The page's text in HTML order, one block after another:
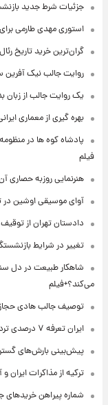
جزئیات شرط جدید
استوری مهدی طارمی
گران‌ترین خرید تاریخ
روایت جالب نیک آفرین
یک روایت جالب از زبان
بهره گیری از معماری
پادشاه کوه ها در
فیلم
هنرنمایی روزبه حصاری
آوای موسیقی اوشین در
دادستان تهران از
تغییر در شرایط
شاهکار طبیعت در دل
می‌کند؟+فیلم
توصیف جالب هادی
ایران تعرفه ۷ درصدی تردد از تنگه هرمز را ابلاغ کرد
پیش‌بینی بارش‌های
ترکیه از مذاکرات ایران
شماره پیراهن